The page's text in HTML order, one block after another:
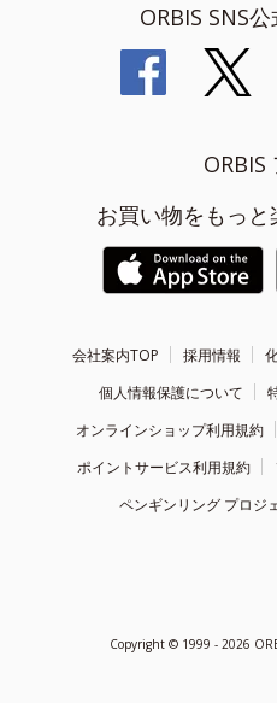
ORBIS SNS
ORBIS
お買い物をもっと
会社案内TOP 採用情報
個人情報保護について
オンラインショップ利用規約
ポイントサービス利用規約
ペンギンリング プロジ
Copyright © 1999 - 2026